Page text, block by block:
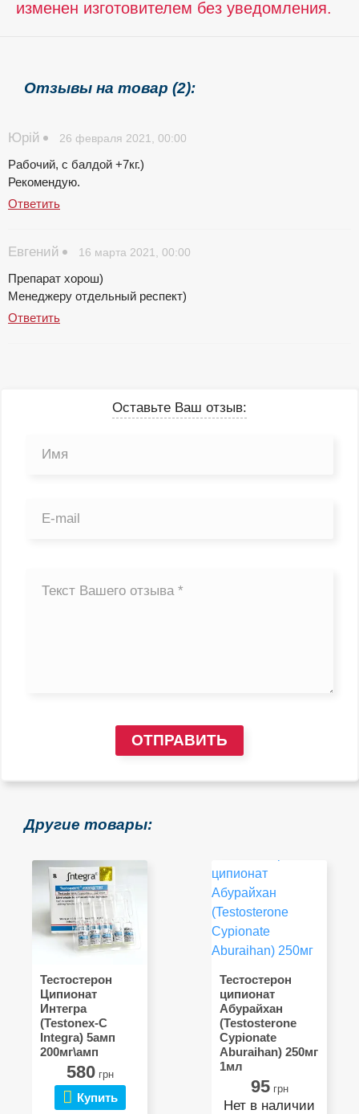
изменен изготовителем без уведомления.
Отзывы на товар (2):
Юрій 26 февраля 2021, 00:00
Рабочий, с балдой +7кг.)
Рекомендую.
Ответить
Евгений 16 марта 2021, 00:00
Препарат хорош)
Менеджеру отдельный респект)
Ответить
Оставьте Ваш отзыв:
ОТПРАВИТЬ
Другие товары:
Тестостерон
Ципионат
Интегра
(Testonex-С
Integra) 5амп
200мг\амп
580грн
Купить
Тестостерон
ципионат
Абурайхан
(Testosterone
Cypionate
Aburaihan) 250мг
1мл
95грн
Нет в наличии